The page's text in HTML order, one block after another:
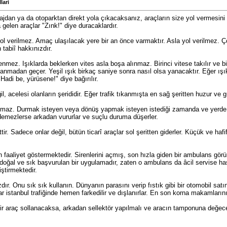
ya da otoparktan direkt yola çıkacaksanız, araçların size yol
araçlar "Zınk!" diye duracaklardır.
verilmez. Amaç ulaşılacak yere bir an önce varmaktır. Asla yol verilmez.
hakkınızdır.
Işıklarda beklerken vites asla boşa alınmaz. Birinci vitese takılır ve
geçer. Yeşil ışık birkaç saniye sonra nasıl olsa yanacaktır. Eğer
be, yürüsene!" diye bağırılır.
acelesi olanların şerididir. Eğer trafik tıkanmışta en sağ şeritten huzur ve
Durmak isteyen veya dönüş yapmak isteyen istediği zamanda ve
arkadan vururlar ve suçlu duruma düşerler.
Sadece onlar değil, bütün ticarî araçlar sol şeritten giderler. Küçük ve
göstermektedir. Sirenlerini açmış, son hızla giden bir ambulans
ve sık başvurulan bir uygulamadır, zaten o ambulans da âcil servise
Onu sık sık kullanın. Dünyanın parasını verip fıstık gibi bir otomobil
istanbul trafiğinde hemen farkedilir ve dışlanırlar. En son korna
araç sollanacaksa, arkadan sellektör yapılmalı ve aracın tamponuna